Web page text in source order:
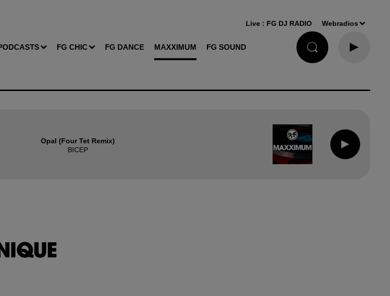
FG CHIC FG DANCE MAXXIMUM FG SOUND
Live : FG DJ RADIO Webradios
Opal (four Tet Remix)
BICEP